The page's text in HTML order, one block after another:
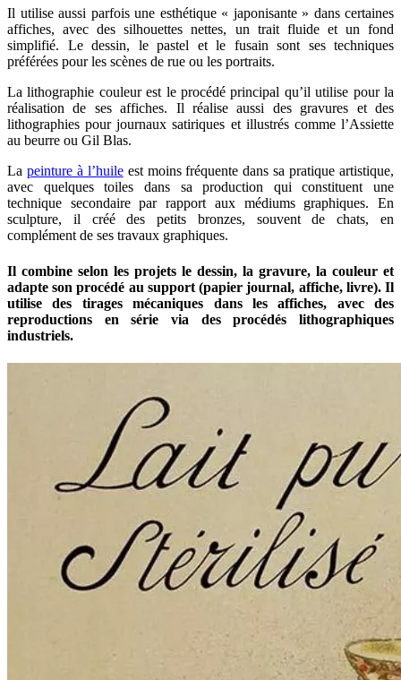
Il utilise aussi parfois une esthétique « japonisante » dans certaines
affiches, avec des silhouettes nettes, un trait fluide et un fond
simplifié. Le dessin, le pastel et le fusain sont ses techniques
préférées pour les scènes de rue ou les portraits.
La lithographie couleur est le procédé principal qu’il utilise pour la
réalisation de ses affiches. Il réalise aussi des gravures et des
lithographies pour journaux satiriques et illustrés comme l’Assiette
au beurre ou Gil Blas.
La peinture à l’huileest moins fréquente dans sa pratique artistique,
avec quelques toiles dans sa production qui constituent une
technique secondaire par rapport aux médiums graphiques. En
sculpture, il créé des petits bronzes, souvent de chats, en
complément de ses travaux graphiques.
Il combine selon les projets le dessin, la gravure, la couleur et
adapte son procédé au support (papier journal, affiche, livre). Il
utilise des tirages mécaniques dans les affiches, avec des
reproductions en série via des procédés lithographiques
industriels.